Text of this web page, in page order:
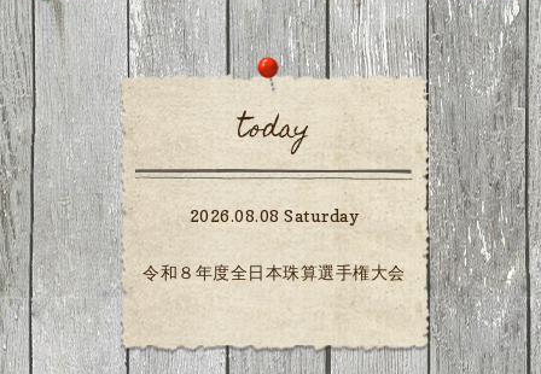
today
2026.08.08 Saturday
令和８年度全日本珠算選手権大会